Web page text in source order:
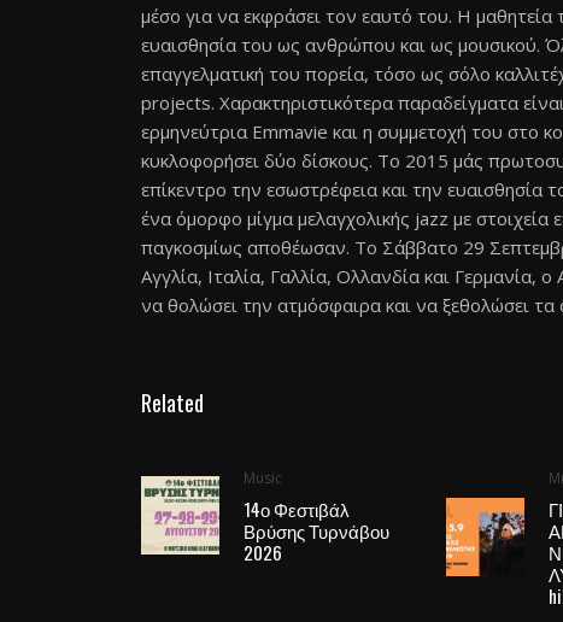
μέσο για να εκφράσει τον εαυτό του. Η μαθητεία
ευαισθησία του ως ανθρώπου και ως μουσικού.
επαγγελματική του πορεία, τόσο ως σόλο
projects. Χαρακτηριστικότερα παραδείγματα
ερμηνεύτρια Emmavie και η συμμετοχή του στο
κυκλοφορήσει δύο δίσκους. Το 2015 μάς
επίκεντρο την εσωστρέφεια και την
ένα όμορφο μίγμα μελαγχολικής jazz με στοιχεία
παγκοσμίως αποθέωσαν. Τo Σάββατο 29
Αγγλία, Ιταλία, Γαλλία, Ολλανδία και Γερμανία,
να θολώσει την ατμόσφαιρα και να ξεθολώσει τα
Related
Music
14ο Φεστιβάλ
Βρύσης Τυρνάβου
2026